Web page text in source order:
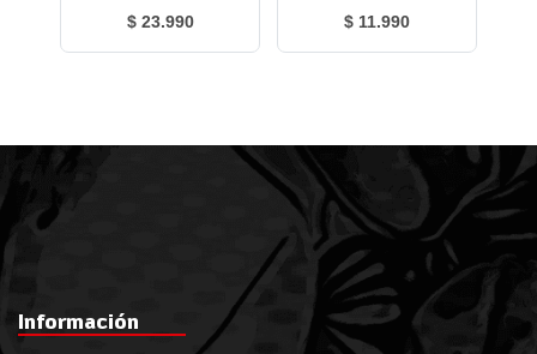
$ 23.990 $ 11.990
Información